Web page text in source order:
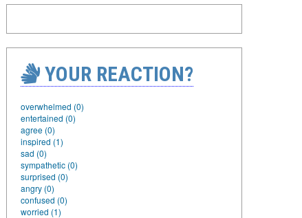
YOUR REACTION?
overwhelmed (0)
entertained (0)
agree (0)
inspired (1)
sad (0)
sympathetic (0)
surprised (0)
angry (0)
confused (0)
worried (1)